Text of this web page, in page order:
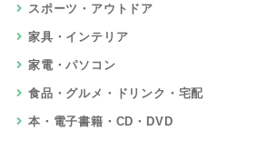
スポーツ・アウトドア
家具・インテリア
家電・パソコン
食品・グルメ・ドリンク・宅配
本・電子書籍・CD・DVD